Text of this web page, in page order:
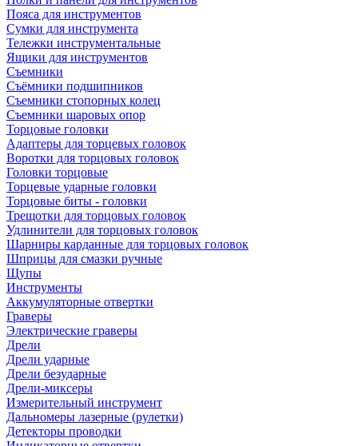
Пояса для инструментов
Сумки для инструмента
Тележки инструментальные
Ящики для инструментов
Съемники
Съёмники подшипников
Съемники стопорных колец
Съемники шаровых опор
Торцовые головки
Адаптеры для торцевых головок
Воротки для торцовых головок
Головки торцовые
Торцевые ударные головки
Торцовые биты - головки
Трещотки для торцовых головок
Удлинители для торцовых головок
Шарниры карданные для торцовых головок
Шприцы для смазки ручные
Щупы
Инструменты
Аккумуляторные отвертки
Граверы
Электрические граверы
Дрели
Дрели ударные
Дрели безударные
Дрели-миксеры
Измерительный инструмент
Дальномеры лазерные (рулетки)
Детекторы проводки